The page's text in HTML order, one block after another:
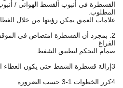
القسطرة في أنبوب القسط الهوائي /
المطلوب.
علامات العمق يمكن رؤيتها من خلال
2. بمجرد أن القسطرة امتصاص في
الفراغ
صمام التحكم لتطبيق الشفط
4كرر الخطوات 1-3 حسب الضرورة